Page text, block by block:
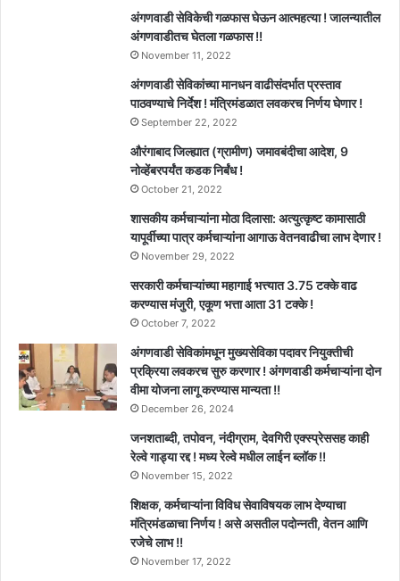
अंगणवाडी सेविकेची गळफास घेऊन आत्महत्या ! जालन्यातील
अंगणवाडीतच घेतला गळफास !!
November 11, 2022
अंगणवाडी सेविकांच्या मानधन वाढीसंदर्भात प्रस्ताव
पाठवण्याचे निर्देश ! मंत्रिमंडळात लवकरच निर्णय घेणार !
September 22, 2022
औरंगाबाद जिल्ह्यात (ग्रामीण) जमावबंदीचा आदेश, 9
नोव्हेंबरपर्यंत कडक निर्बंध !
October 21, 2022
शासकीय कर्मचाऱ्यांना मोठा दिलासा: अत्युत्कृष्ट कामासाठी
यापूर्वीच्या पात्र कर्मचाऱ्यांना आगाऊ वेतनवाढीचा लाभ देणार !
November 29, 2022
सरकारी कर्मचाऱ्यांच्या महागाई भत्त्यात 3.75 टक्के वाढ
करण्यास मंजुरी, एकूण भत्ता आता 31 टक्के !
October 7, 2022
अंगणवाडी सेविकांमधून मुख्यसेविका पदावर नियुक्तीची
प्रक्रिया लवकरच सुरु करणार ! अंगणवाडी कर्मचाऱ्यांना दोन
वीमा योजना लागू करण्यास मान्यता !!
December 26, 2024
जनशताब्दी, तपोवन, नंदीग्राम, देवगिरी एक्स्प्रेससह काही
रेल्वे गाड्या रद्द ! मध्य रेल्वे मधील लाईन ब्लॉक !!
November 15, 2022
शिक्षक, कर्मचाऱ्यांना विविध सेवाविषयक लाभ देण्याचा
मंत्रिमंडळाचा निर्णय ! असे असतील पदोन्नती, वेतन आणि
रजेचे लाभ !!
November 17, 2022